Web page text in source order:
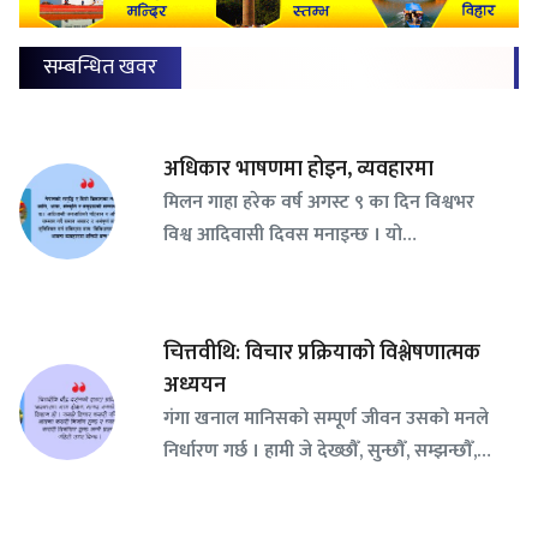
सम्बन्धित खवर
अधिकार भाषणमा होइन, व्यवहारमा
मिलन गाहा हरेक वर्ष अगस्ट ९ का दिन विश्वभर
विश्व आदिवासी दिवस मनाइन्छ । यो…
चित्तवीथि: विचार प्रक्रियाको विश्लेषणात्मक
अध्ययन
गंगा खनाल मानिसको सम्पूर्ण जीवन उसको मनले
निर्धारण गर्छ । हामी जे देख्छौँ, सुन्छौँ, सम्झन्छौँ,…